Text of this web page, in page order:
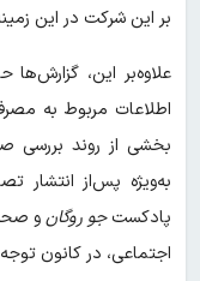
بر این شرکت در این
علاوه‌بر این،
اطلاعات مربوط به
بخشی از روند بررسی
به‌ویژه پس‌از انتشار
پادکستجو روگانو
اجتماعی، در کانون